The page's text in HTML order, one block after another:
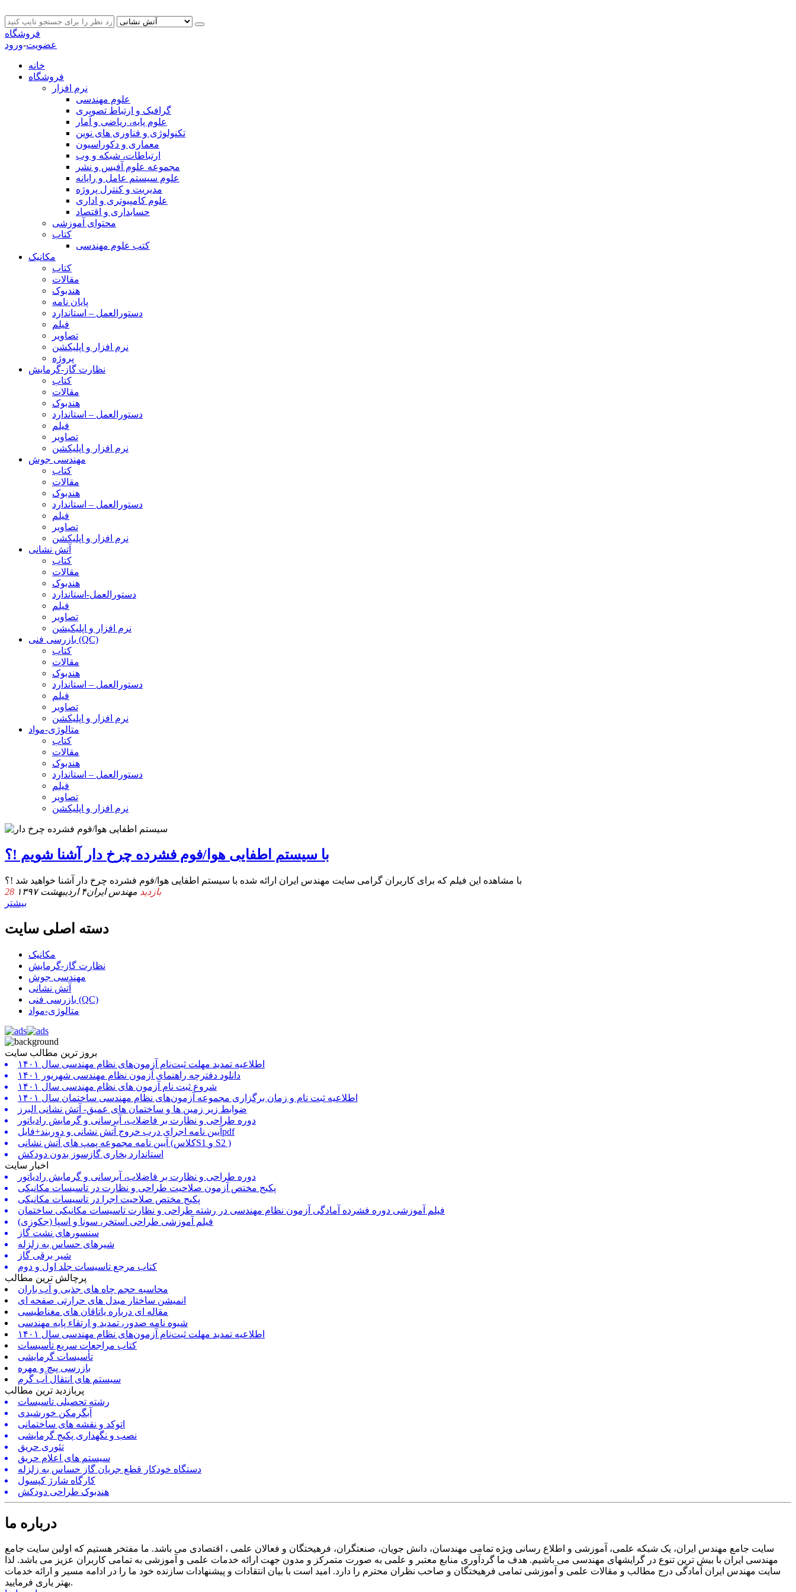
فروشگاه
عضویت-ورود
خانه
فروشگاه
نرم افزار
علوم مهندسی
گرافیک و ارتباط تصویری
علوم پایه، ریاضی و آمار
تکنولوژی و فناوری های نوین
معماری و دکوراسیون
ارتباطات، شبکه و وب
مجموعه علوم آفیس و نشر
علوم سیستم عامل و رایانه
مدیریت و کنترل پروژه
علوم کامپیوتری و اداری
حسابداری و اقتصاد
محتوای آموزشی
کتاب
کتب علوم مهندسی
مکانیک
کتاب
مقالات
هندبوک
پایان نامه
دستورالعمل – استاندارد
فیلم
تصاویر
نرم افزار و اپلیکشن
پروژه
نظارت گاز-گرمایش
کتاب
مقالات
هندبوک
دستورالعمل – استاندارد
فیلم
تصاویر
نرم افزار و اپلیکشن
مهندسی جوش
کتاب
مقالات
هندبوک
دستورالعمل – استاندارد
فیلم
تصاویر
نرم افزار و اپلیکشن
آتش نشانی
کتاب
مقالات
هندبوک
دستورالعمل-استاندارد
فیلم
تصاویر
نرم افزار و اپلیکیشن
بازرسی فنی (QC)
کتاب
مقالات
هندبوک
دستورالعمل – استاندارد
فیلم
تصاویر
نرم افزار و اپلیکشن
متالوژی-مواد
کتاب
مقالات
هندبوک
دستورالعمل – استاندارد
فیلم
تصاویر
نرم افزار و اپلیکشن
با سیستم اطفایی هوا/فوم فشرده چرخ دار آشنا شویم !؟
28 بازدید مهندس ایران۴ اردیبهشت ۱۳۹۷
بیشتر
دسته اصلی سایت
مکانیک
نظارت گاز-گرمایش
مهندسی جوش
آتش نشانی
بازرسی فنی (QC)
متالوژی-مواد
بروز ترین مطالب سایت
اطلاعیه تمدید مهلت ثبت‌نام آزمون‌های نظام مهندسی سال ۱۴۰۱
دانلود دفترچه راهنمای آزمون نظام مهندسی شهریور ۱۴۰۱
شروع ثبت نام آزمون های نظام مهندسی سال ۱۴۰۱
اطلاعیه ثبت نام و زمان برگزاری مجموعه آزمون‌های نظام مهندسی ساختمان سال ۱۴۰۱
ضوابط زیر زمین ها و ساختمان های عمیق- آتش نشانی البرز
دوره طراحی و نظارت بر فاضلاب، آبرسانی و گرمایش رادیاتور
آیین نامه اجرای درب خروج آتش نشانی و دوربند+فایلpdf
آیین نامه مجموعه پمپ های آتش نشانی (کلاسS1 و S2 )
استاندارد بخاری گازسوز بدون دودکش
اخبار سایت
دوره طراحی و نظارت بر فاضلاب، آبرسانی و گرمایش رادیاتور
پکیج مختص آزمون صلاحیت طراحی و نظارت در تاسیسات مکانیکی
پکیج مختص صلاحیت اجرا در تاسیسات مکانیکی
فیلم آموزشی دوره فشرده آمادگی آزمون نظام مهندسی در رشته طراحی و نظارت تاسیسات مکانیکی ساختمان
فیلم آموزشی طراحی استخر، سونا و اسپا (جکوزی)
سنسورهای نشت گاز
شیرهای حساس به زلزله
شیر برقی گاز
کتاب مرجع تاسیسات جلد اول و دوم
پرچالش ترین مطالب
محاسبه حجم چاه های جذبی و آب باران
انمیشن ساختار مبدل های حرارتی صفحه ای
مقاله ای درباره یاتاقان های مغناطیسی
شیوه نامه صدور، تمدید و ارتقاء پایه مهندسی
اطلاعیه تمدید مهلت ثبت‌نام آزمون‌های نظام مهندسی سال ۱۴۰۱
کتاب مراجعات سریع تأسیسات
تأسیسات گرمایشی
بازرسی پیچ و مهره
سیستم های انتقال آب گرم
پربازدید ترین مطالب
رشته تحصیلی تاسیسات
آبگرمکن خورشیدی
اتوکد و نقشه های ساختمانی
نصب و نگهداری پکیج گرمایشی
تئوری حریق
سیستم های اعلام حریق
دستگاه خودکار قطع جریان گاز حساس به زلزله
کارگاه شارژ کپسول
هندبوک طراحی دودکش
درباره ما
سایت جامع مهندس ایران، یک شبکه علمی، آموزشی و اطلاع رسانی ویژه تمامی مهندسان، دانش جویان، صنعتگران، فرهیختگان و فعالان علمی ، اقتصادی می باشد. ما مفتخر هستیم که اولین سایت جامع
مهندسی ایران با بیش ترین تنوع در گرایشهای مهندسی می باشیم. هدف ما گردآوری منابع معتبر و علمی به صورت متمرکز و مدون جهت ارائه خدمات علمی و آموزشی به تمامی کاربران عزیز می باشد. لذا
سایت مهندس ایران آمادگی درج مطالب و مقالات علمی و آموزشی تمامی فرهیختگان و صاحب نظران محترم را دارد. امید است با بیان انتقادات و پیشنهادات سازنده خود ما را در ادامه مسیر و ارائه خدمات
بهتر یاری فرمایید.